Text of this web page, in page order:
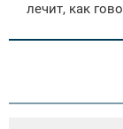
лечит, как